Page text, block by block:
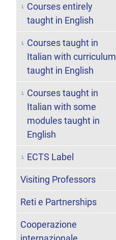
Courses entirely
taught in English
Courses taught in
Italian with curriculum
taught in English
Courses taught in
Italian with some
modules taught in
English
ECTS Label
Visiting Professors
Reti e Partnerships
Cooperazione